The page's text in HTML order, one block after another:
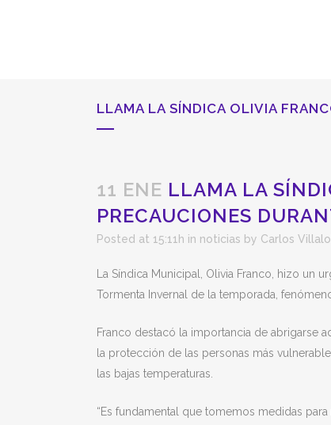
LLAMA LA SÍNDICA OLIVIA
11 ENE LLAMA LA
PRECAUCIONES
Posted at 15:11h in noticias by Carlos
La Síndica Municipal, Olivia Franco, hizo
Tormenta Invernal de la temporada,
Franco destacó la importancia de abrigarse
la protección de las personas más
las bajas temperaturas.
“Es fundamental que tomemos medidas